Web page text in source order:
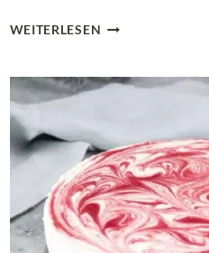
WEITERLESEN LOW
TARTE